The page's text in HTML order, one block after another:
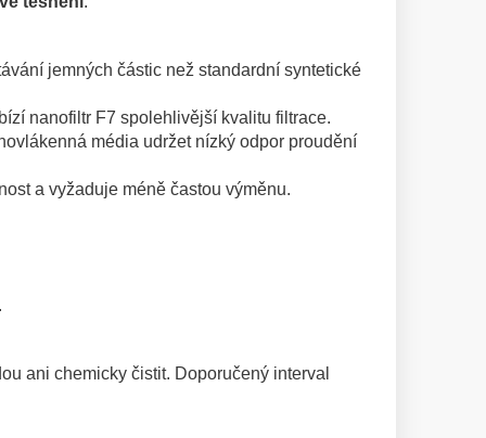
jemných částic než standardní syntetické
nanofiltr F7 spolehlivější kvalitu filtrace.
média udržet nízký odpor proudění
a vyžaduje méně častou výměnu.
ani chemicky čistit. Doporučený interval